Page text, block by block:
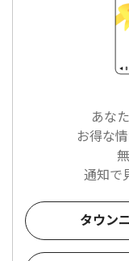
あな
お得な
通知で
タウン